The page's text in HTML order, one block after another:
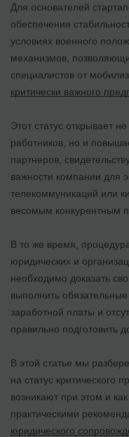
Для основателей
обеспечения
условиях военного
механизмов,
специалистов от
критически важного
Этот статус открывает
работников, но и
партнеров,
важности компании для
телекоммуникаций или
весомым конкурентным
В то же время,
юридических и
необходимо доказать
выполнить
заработной платы и
правильно подготовить
В этой статье мы
на статус критического
возникают при этом и
практическими
юридического